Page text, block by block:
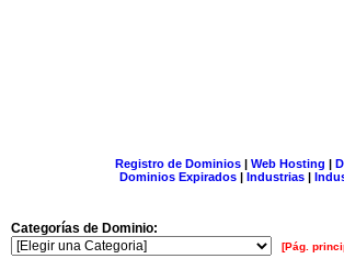
Registro de Dominios| Web Hosting |
Dominios Expirados | Industrias |
Categorías de Dominio:
[Pág.